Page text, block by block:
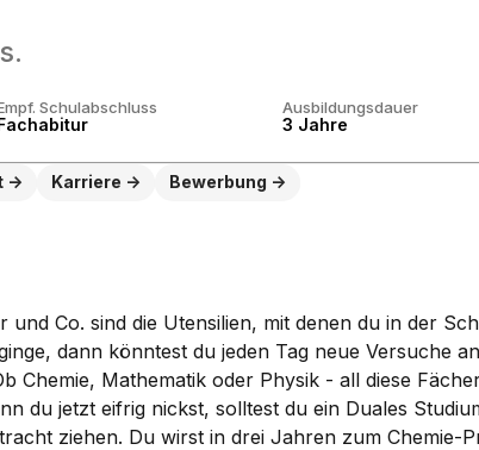
Schulabschluss Ausbildungsdauer
3 Jahre
Karriere Bewerbung
und Co. sind die Utensilien, mit denen du in der
dann könntest du jeden Tag neue Versuche
Chemie, Mathematik oder Physik - all diese
du jetzt eifrig nickst, solltest du ein Duales
ziehen. Du wirst in drei Jahren zum Chemie-